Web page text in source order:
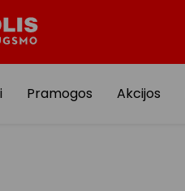
Pramogos Akcijos